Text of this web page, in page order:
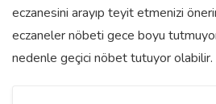
eczanesini arayıp teyit etmenizi
eczaneler nöbeti gece boyu
nedenle geçici nöbet tutuyor olabilir.